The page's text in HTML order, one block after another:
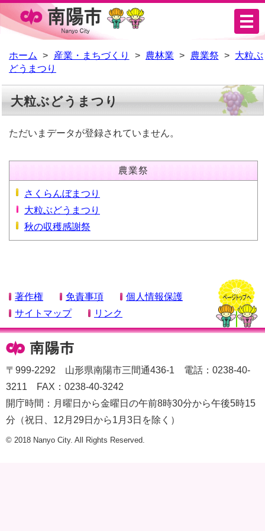
ニ
ュ
ホーム 産業・まちづくり 農林業 農業祭
大粒ぶ
どうまつり
大粒ぶどうまつり
ただいまデータが登録されていません。
農業祭
さくらんぼまつり
大粒ぶどうまつり
秋の収穫感謝祭
著作権 免責事項
個人情報保護
サイトマップ
リンク
〒999-2292 山形県南陽市三間通436-1 電話：0238-40-
3211 FAX：0238-40-3242
開庁時間：月曜日から金曜日の午前8時30分から午後5時15
分（祝日、12月29日から1月3日を除く）
© 2018 Nanyo City. All Rights Reserved.